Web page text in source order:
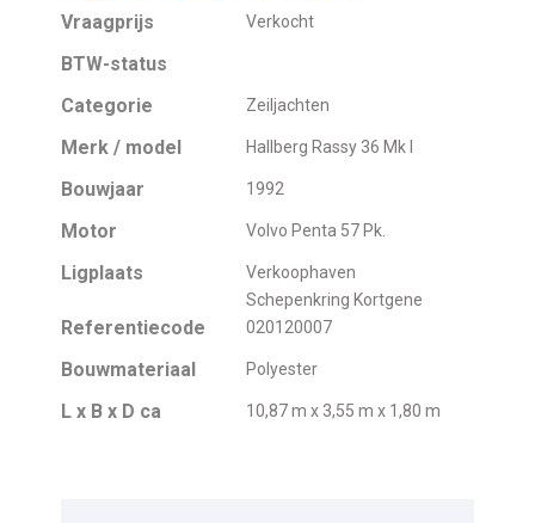
Vraagprijs Verkocht
BTW-status
Categorie
Zeiljachten
Merk / model Hallberg Rassy 36 Mk I
Bouwjaar 1992
Motor Volvo Penta 57 Pk.
Ligplaats
Verkoophaven
Schepenkring Kortgene
Referentiecode 020120007
Bouwmateriaal Polyester
L x B x D ca 10,87 m x 3,55 m x 1,80 m